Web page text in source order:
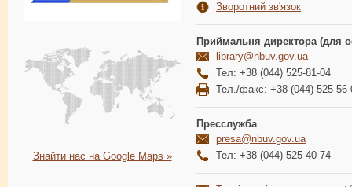
Знайти нас на Google Maps »
Зворотний зв'язок
Приймальня директора (для
library@nbuv.gov.ua
Тел: +38 (044) 525-81-04
Тел./факс: +38 (044) 525-56-
Пресслужба
presa@nbuv.gov.ua
Тел: +38 (044) 525-40-74